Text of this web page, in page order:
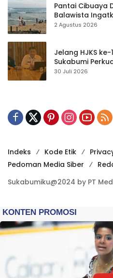
Pantai Cibuaya
Balawista
Waspada
2 Agustus 2026
Jelang HJKS
Sukabumi
Publikasi Digital
30 Juli 2026
Indeks Kode Etik
Pedoman Media Siber
Sukabumiku@2024 by PT